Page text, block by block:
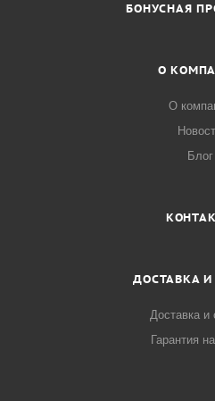
БОНУСНАЯ
О
О
Блог
ДОСТАВКА
Доставка и
Гарантия